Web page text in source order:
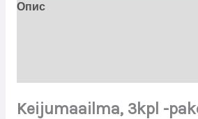
Опис
Keijumaailma, 3kpl -